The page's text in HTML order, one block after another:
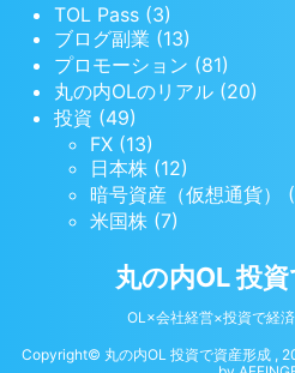
TOL Pass (3)
ブログ副業 (13)
プロモーション (81)
丸の内OLのリアル (20)
投資 (49)
FX (13)
日本株 (12)
暗号資産（仮想通貨）
米国株 (7)
丸の内OL 投
OL×会社経営×投資で経
Copyright© 丸の内OL 投資で資産形成 ,